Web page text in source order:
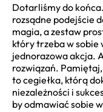
Dotarliśmy do
rozsądne podejście
magia, a zestaw
który trzeba w sobie
jednorazowa akcja.
rozwiązań.
to cegiełka, którą
niezależności i
by odmawiać sobie